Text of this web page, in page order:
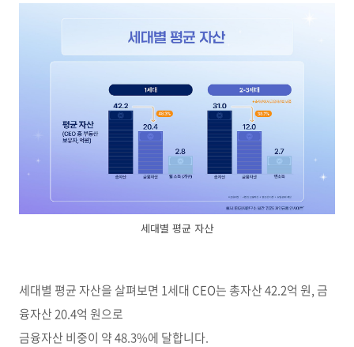
세대별 평균 자산
세대별 평균 자산을 살펴보면 1세대 CEO는 총자산 42.2억 원, 금
융자산 20.4억 원으로
금융자산 비중이 약 48.3%에 달합니다.